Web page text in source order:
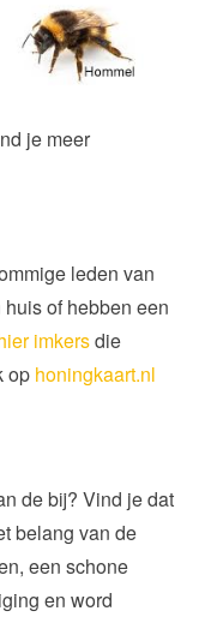
je meer
leden van
of hebben een
imkersdie
op honingkaart.nl
de bij? Vind je dat
belang van de
een schone
en word